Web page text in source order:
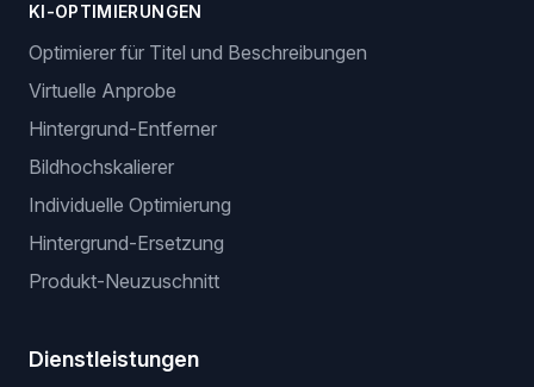
KI-OPTIMIERUNGEN
Optimierer für Titel und Beschreibungen
Virtuelle Anprobe
Hintergrund-Entferner
Bildhochskalierer
Individuelle Optimierung
Hintergrund-Ersetzung
Produkt-Neuzuschnitt
Dienstleistungen